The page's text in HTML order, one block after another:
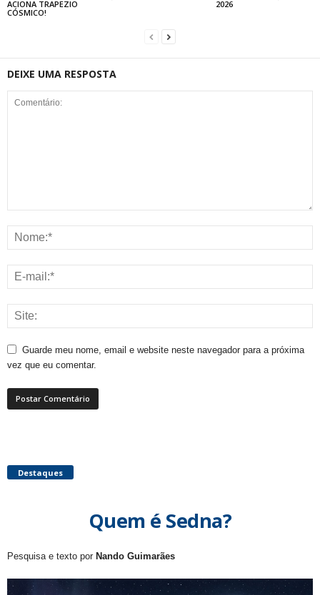
ACIONA TRAPEZIO
CÓSMICO!
2026
DEIXE UMA RESPOSTA
Guarde meu nome, email e website neste navegador para a próxima
vez que eu comentar.
Destaques
Quem é Sedna?
Pesquisa e texto por Nando Guimarães